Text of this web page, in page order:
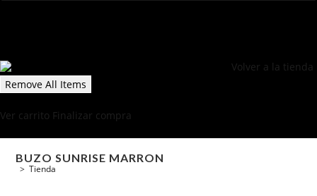
Volver a la tienda
Remove All Items
Ver carrito Finalizar compra
BUZO SUNRISE MARRON
> Tienda